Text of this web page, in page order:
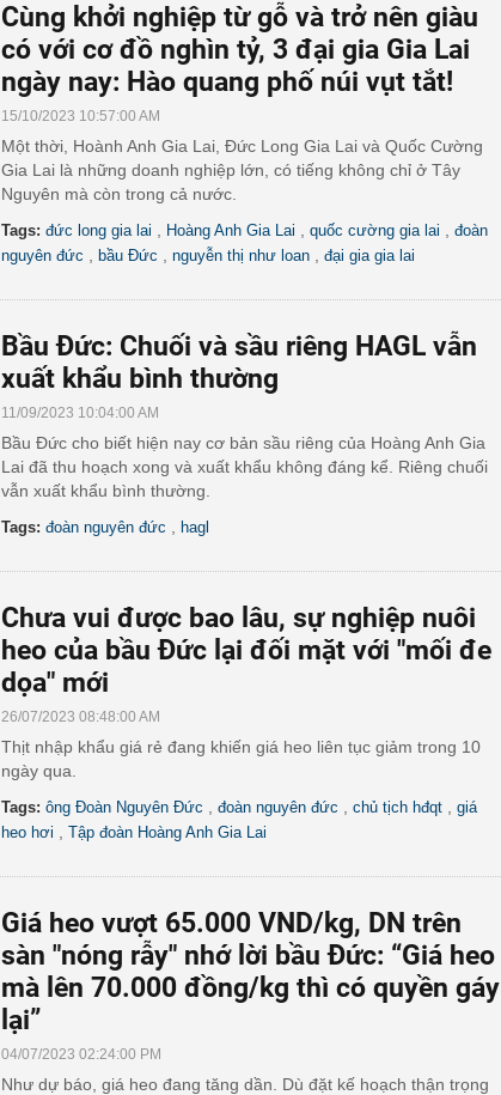
Cùng khởi nghiệp từ gỗ và trở nên giàu
có với cơ đồ nghìn tỷ, 3 đại gia Gia Lai
ngày nay: Hào quang phố núi vụt tắt!
15/10/2023 10:57:00 AM
Một thời, Hoành Anh Gia Lai, Đức Long Gia Lai và Quốc Cường
Gia Lai là những doanh nghiệp lớn, có tiếng không chỉ ở Tây
Nguyên mà còn trong cả nước.
Tags: đức long gia lai Hoàng Anh Gia Lai quốc cường gia lai
đoàn
nguyên đức
bầu Đức nguyễn thị như loan đại gia gia lai
Bầu Đức: Chuối và sầu riêng HAGL vẫn
xuất khẩu bình thường
11/09/2023 10:04:00 AM
Bầu Đức cho biết hiện nay cơ bản sầu riêng của Hoàng Anh Gia
Lai đã thu hoạch xong và xuất khẩu không đáng kể. Riêng chuối
vẫn xuất khẩu bình thường.
Tags: đoàn nguyên đức hagl
Chưa vui được bao lâu, sự nghiệp nuôi
heo của bầu Đức lại đối mặt với "mối đe
dọa" mới
26/07/2023 08:48:00 AM
Thịt nhập khẩu giá rẻ đang khiến giá heo liên tục giảm trong 10
ngày qua.
Tags: ông Đoàn Nguyên Đức đoàn nguyên đức chủ tịch hđqt
giá
heo hơi
Tập đoàn Hoàng Anh Gia Lai
Giá heo vượt 65.000 VND/kg, DN trên
sàn "nóng rẫy" nhớ lời bầu Đức: “Giá heo
mà lên 70.000 đồng/kg thì có quyền gáy
lại”
04/07/2023 02:24:00 PM
Như dự báo, giá heo đang tăng dần. Dù đặt kế hoạch thận trọng